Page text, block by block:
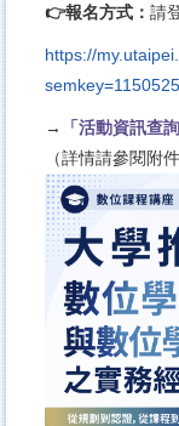
👉報名方式： 請
https://
→ 「活動資訊查
（詳情請參閱附